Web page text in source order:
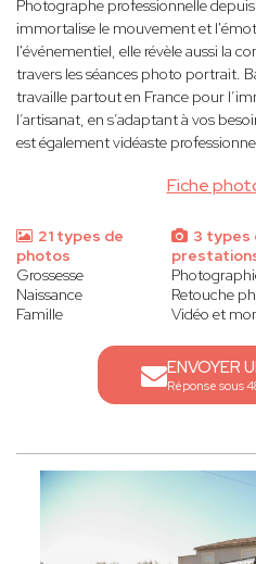
Fiche
Photographe professionnelle depuis
immortalise le mouvement et
l'événementiel, elle révèle aussi la
travers les séances photo portrait.
travaille partout en France pour
l’artisanat, en s’adaptant à vos
est également vidéaste
21 types de
photos
Grossesse
Naissance
Famille
3 types
Retouche
Vidéo et
ENVOYER
Réponse sous